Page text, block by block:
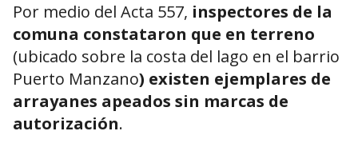
Por medio del Acta 557, inspectores de la
comuna constataron que en terreno
(ubicado sobre la costa del lago en el barrio
Puerto Manzano) existen ejemplares de
arrayanes apeados sin marcas de
autorización.